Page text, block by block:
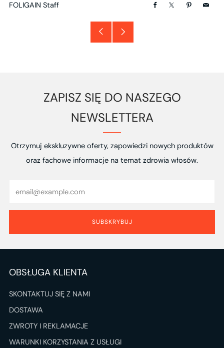
FOLIGAIN Staff Facebook
X PinterestEmail
Starszy
ZAPISZ SIĘ DO NASZEGO
NEWSLETTERA
Otrzymuj ekskluzywne oferty, zapowiedzi nowych produktów
oraz fachowe informacje na temat zdrowia włosów.
SUBSKRYBUJ
OBSŁUGA KLIENTA
SKONTAKTUJ SIĘ Z NAMI
DOSTAWA
ZWROTY I REKLAMACJE
WARUNKI KORZYSTANIA Z USŁUGI